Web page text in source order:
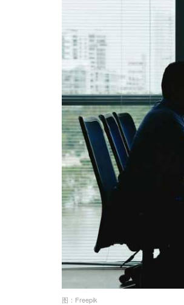
图：Freepik